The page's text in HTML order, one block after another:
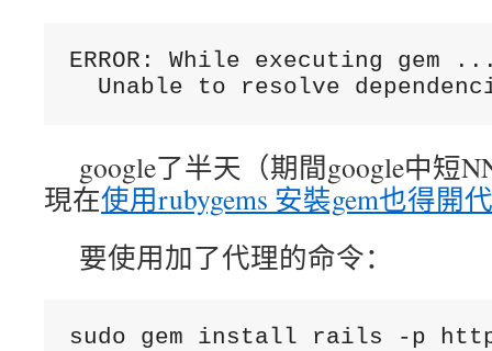
ERROR: While executing gem
Unable to resolve
google了半天（期間google中短
現在使用rubygems 安裝gem也得開
要使用加了代理的命令：
sudo gem install rails -p